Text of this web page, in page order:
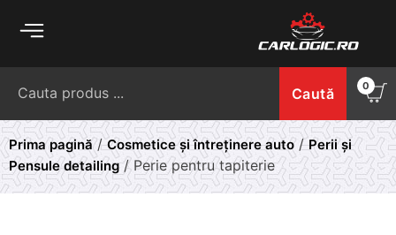
Caută 0
Prima pagină/Cosmetice și întreținere auto/Perii și
Pensule detailing/ Perie pentru tapiterie